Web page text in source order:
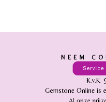
NEEM
K.v.K.
Gemstone Online is